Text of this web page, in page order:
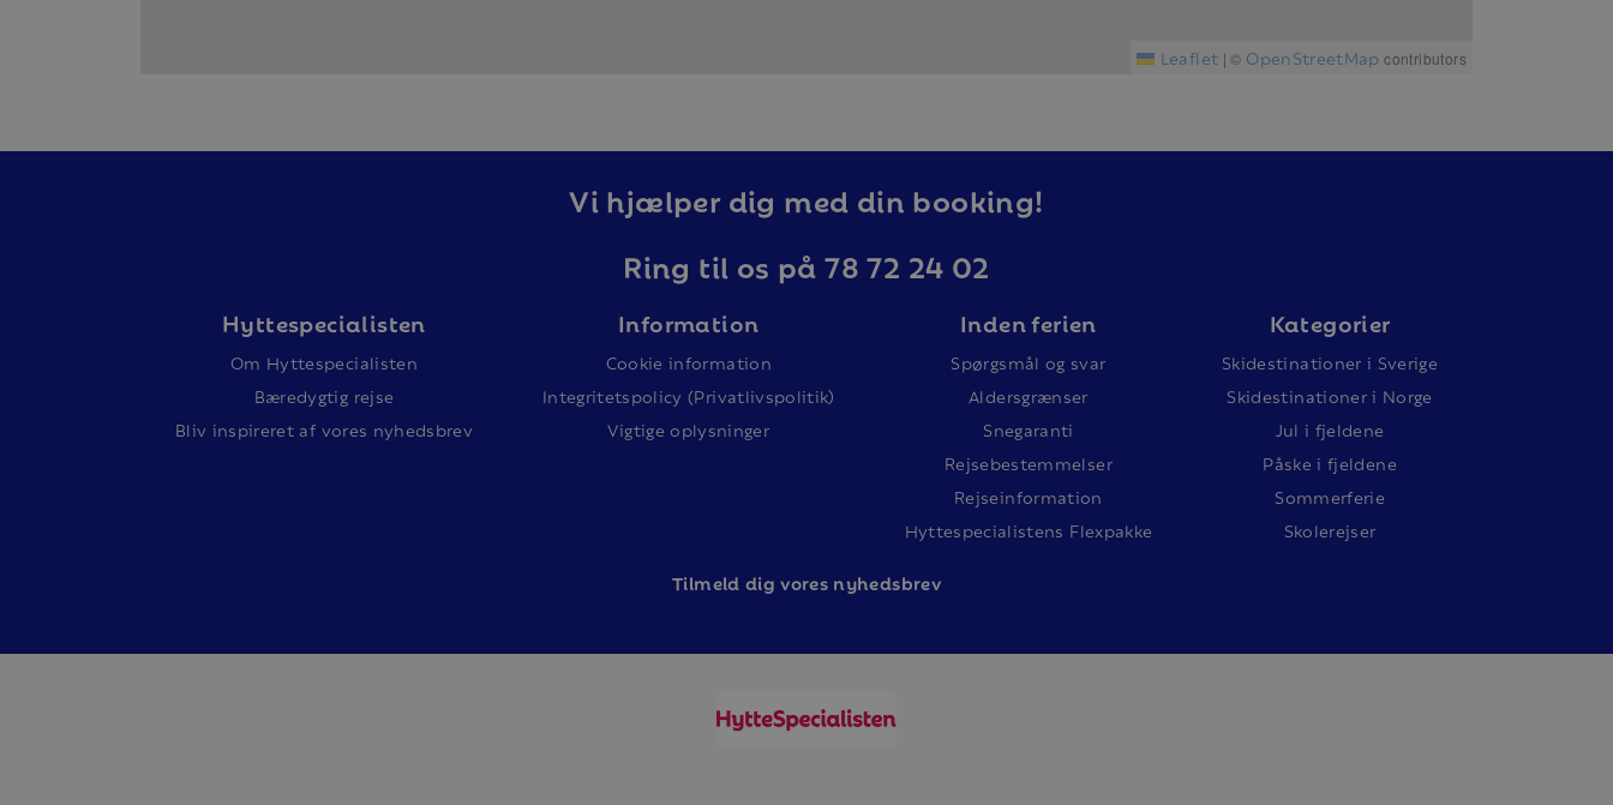
Leaflet | © OpenStreetMap contributors
Vi hjælper dig med din booking!
Ring til os på 78 72 24 02
Hyttespecialisten
Om Hyttespecialisten
Bæredygtig rejse
Bliv inspireret af vores nyhedsbrev
Information
Cookie information
Integritetspolicy (Privatlivspolitik)
Vigtige oplysninger
Inden ferien
Spørgsmål og svar
Aldersgrænser
Snegaranti
Rejsebestemmelser
Rejseinformation
Hyttespecialistens Flexpakke
Kategorier
Skidestinationer i Sverige
Skidestinationer i Norge
Jul i fjeldene
Påske i fjeldene
Sommerferie
Skolerejser
Tilmeld dig vores nyhedsbrev